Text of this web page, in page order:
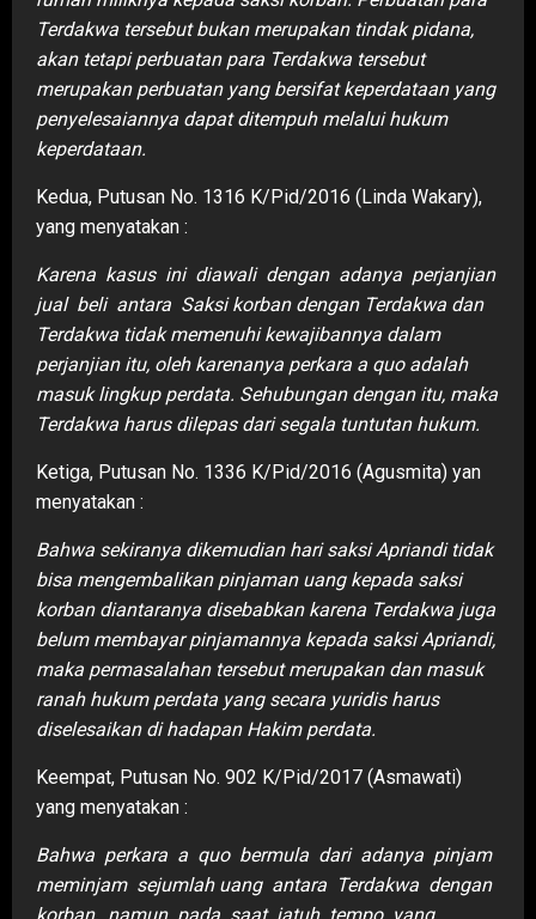
Terdakwa tersebut bukan merupakan tindak pidana,
akan tetapi perbuatan para Terdakwa tersebut
merupakan perbuatan yang bersifat keperdataan yang
penyelesaiannya dapat ditempuh melalui hukum
keperdataan.
Kedua, Putusan No. 1316 K/Pid/2016 (Linda Wakary),
yang menyatakan :
Karena kasus ini diawali dengan adanya perjanjian
jual beli antara Saksi korban dengan Terdakwa dan
Terdakwa tidak memenuhi kewajibannya dalam
perjanjian itu, oleh karenanya perkara a quo adalah
masuk lingkup perdata. Sehubungan dengan itu, maka
Terdakwa harus dilepas dari segala tuntutan hukum.
Ketiga, Putusan No. 1336 K/Pid/2016 (Agusmita) yan
menyatakan :
Bahwa sekiranya dikemudian hari saksi Apriandi tidak
bisa mengembalikan pinjaman uang kepada saksi
korban diantaranya disebabkan karena Terdakwa juga
belum membayar pinjamannya kepada saksi Apriandi,
maka permasalahan tersebut merupakan dan masuk
ranah hukum perdata yang secara yuridis harus
diselesaikan di hadapan Hakim perdata.
Keempat, Putusan No. 902 K/Pid/2017 (Asmawati)
yang menyatakan :
Bahwa perkara a quo bermula dari adanya pinjam
meminjam sejumlah uang antara Terdakwa dengan